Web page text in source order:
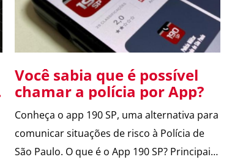
Você sabia que é possível
chamar a polícia por App?
Conheça o app 190 SP, uma alternativa para
comunicar situações de risco à Polícia de
São Paulo. O que é o App 190 SP? Principais